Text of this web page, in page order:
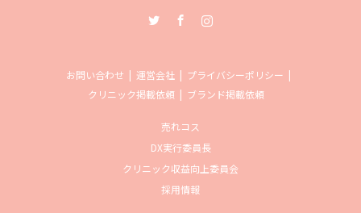
お問い合わせ 運営会社
プライバシーポリシー
クリニック掲載依頼
ブランド掲載依頼
売れコス
DX実行委員長
クリニック収益向上委員会
採用情報